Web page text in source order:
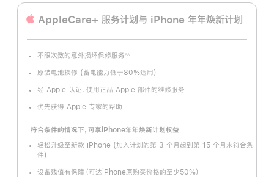
AppleCare+ 服务计划 与 iPhone 年年焕新计划
不限次数的意外损坏保修服务∆∆
原装电池换修 (蓄电能力低于80%适用)
经 Apple 认证、使用正品 Apple 部件的维修服务
优先获得 Apple 专家的帮助
符合条件的情况下，可享iPhone年年焕新计划权益
轻松升级至新款 iPhone (加入计划的第 3 个月起到第 15 个月末符合条
件)
设备残值有保障（可达iPhone原购买价格的至少50%）